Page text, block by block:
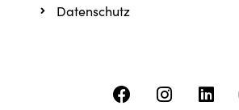
Datenschutz